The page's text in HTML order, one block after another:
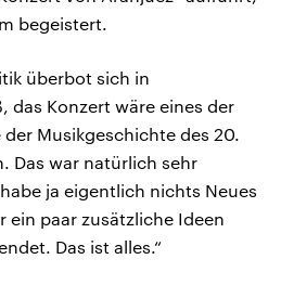
begeistert.
überbot sich in
das Konzert wäre eines der
Musikgeschichte des 20.
Das war natürlich sehr
ja eigentlich nichts Neues
ein paar zusätzliche Ideen
Das ist alles.“